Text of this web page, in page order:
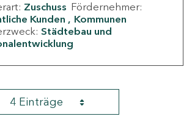
Zuschuss Fördernehmer:
Kunden
Kommunen
Städtebau und
4 Einträge